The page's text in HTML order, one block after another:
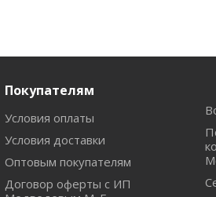
Покупателям
Условия оплаты
Условия доставки
Оптовым покупателям
Договор оферты с ИП